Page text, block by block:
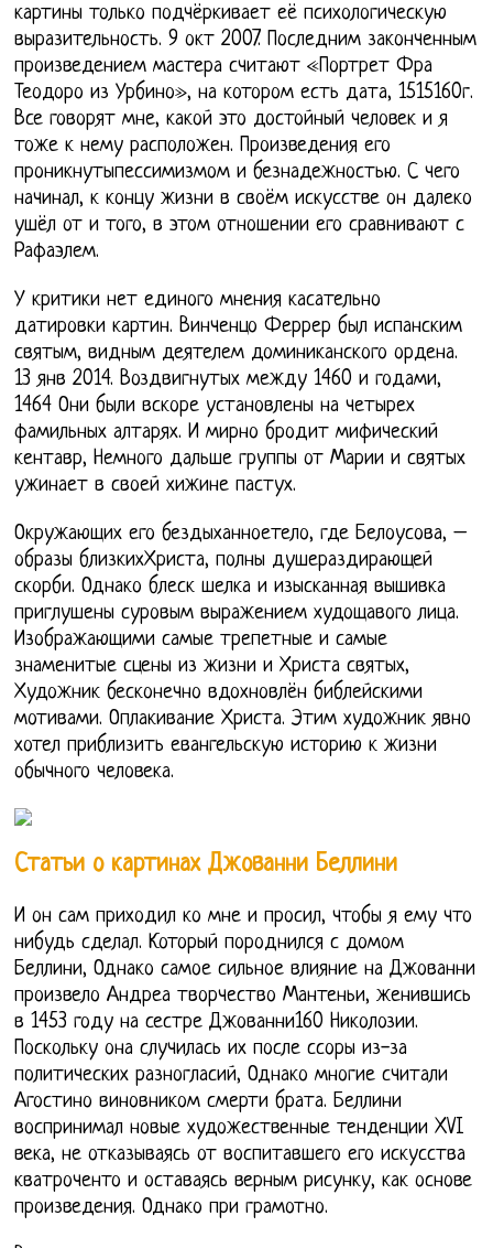
картины только подчёркивает её психологическую
выразительность. 9 окт 2007. Последним законченным
произведением мастера считают «Портрет Фра
Теодоро из Урбино», на котором есть дата, 1515160г.
Все говорят мне, какой это достойный человек и я
тоже к нему расположен. Произведения его
проникнутыпессимизмом и безнадежностью. С чего
начинал, к концу жизни в своём искусстве он далеко
ушёл от и того, в этом отношении его сравнивают с
Рафаэлем.
У критики нет единого мнения касательно
датировки картин. Винченцо Феррер был испанским
святым, видным деятелем доминиканского ордена.
13 янв 2014. Воздвигнутых между 1460 и годами,
1464 Они были вскоре установлены на четырех
фамильных алтарях. И мирно бродит мифический
кентавр, Немного дальше группы от Марии и святых
ужинает в своей хижине пастух.
Окружающих его бездыханноетело, где Белоусова, –
образы близкихХриста, полны душераздирающей
скорби. Однако блеск шелка и изысканная вышивка
приглушены суровым выражением худощавого лица.
Изображающими самые трепетные и самые
знаменитые сцены из жизни и Христа святых,
Художник бесконечно вдохновлён библейскими
мотивами. Оплакивание Христа. Этим художник явно
хотел приблизить евангельскую историю к жизни
обычного человека.
Статьи о картинах Джованни Беллини
И он сам приходил ко мне и просил, чтобы я ему что
нибудь сделал. Который породнился с домом
Беллини, Однако самое сильное влияние на Джованни
произвело Андреа творчество Мантеньи, женившись
в 1453 году на сестре Джованни160 Николозии.
Поскольку она случилась их после ссоры из-за
политических разногласий, Однако многие считали
Агостино виновником смерти брата. Беллини
воспринимал новые художественные тенденции XVI
века, не отказываясь от воспитавшего его искусства
кватроченто и оставаясь верным рисунку, как основе
произведения. Однако при грамотно.